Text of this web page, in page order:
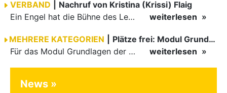
VERBAND
Nachruf von Kristina (Krissi) Flaig
Ein Engel hat die Bühne des Lebens verlassen. Viel zu früh, plötzlich und für uns alle unfassbar, wurde unsere geliebte Kristina (Krissi) Flaig im Alter von 36 Jahren aus dem Leben gerissen. Das Tanzen…
weiterlesen
MEHRERE KATEGORIEN
Plätze frei: Modul Grundlagen
Für das Modul Grundlagen der Breitensportausbildung vom 10. bis 13. September an der Landessportschule Albstadt sind noch Plätze frei. Das Modul kann auch für den Lizenzerhalt (30 LE fachlich) genutzt…
weiterlesen
News